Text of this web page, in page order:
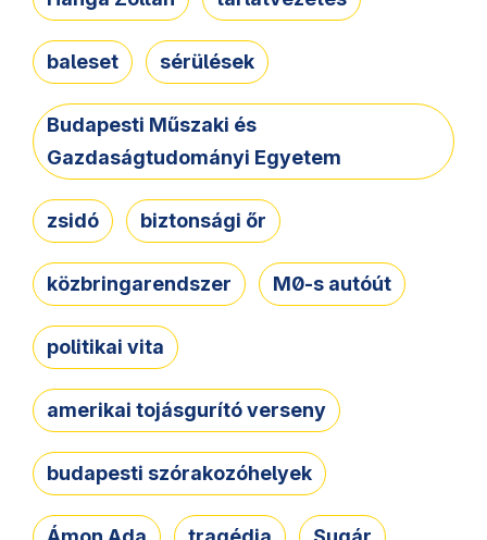
baleset sérülések
Budapesti Műszaki és
Gazdaságtudományi Egyetem
zsidó biztonsági őr
közbringarendszer M0-s autóút
politikai vita
amerikai tojásgurító verseny
budapesti szórakozóhelyek